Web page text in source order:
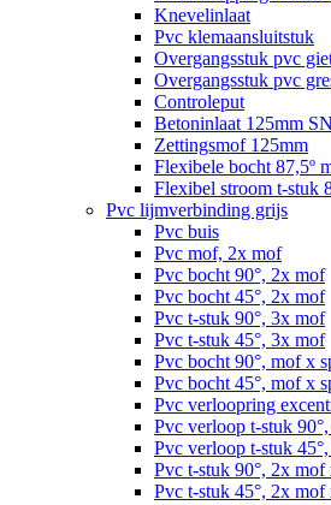
Knevelinlaat
Pvc klemaansluitstuk
Overgangsstuk pvc
Overgangsstuk pvc
Controleput
Betoninlaat 125mm
Zettingsmof 125mm
Flexibele bocht 87,5º
Flexibel stroom t-stuk
Pvc lijmverbinding grijs
Pvc buis
Pvc mof, 2x mof
Pvc bocht 90°, 2x mof
Pvc bocht 45°, 2x mof
Pvc t-stuk 90°, 3x mof
Pvc t-stuk 45°, 3x mof
Pvc bocht 90°, mof x
Pvc bocht 45°, mof x
Pvc verloopring
Pvc verloop t-stuk
Pvc verloop t-stuk
Pvc t-stuk 90°, 2x mof
Pvc t-stuk 45°, 2x mof